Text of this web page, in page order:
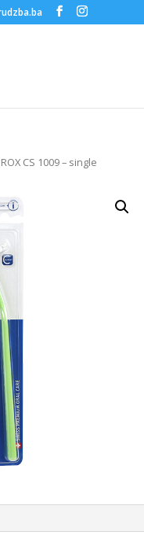
CS 1009 – single